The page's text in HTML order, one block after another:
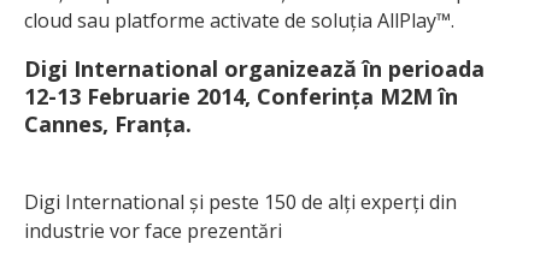
cloud sau platforme activate de soluția AllPlay™.
Digi International organizează în perioada
12-13 Februarie 2014, Conferința M2M în
Cannes, Franța.
Digi International și peste 150 de alți experți din
industrie vor face prezentări